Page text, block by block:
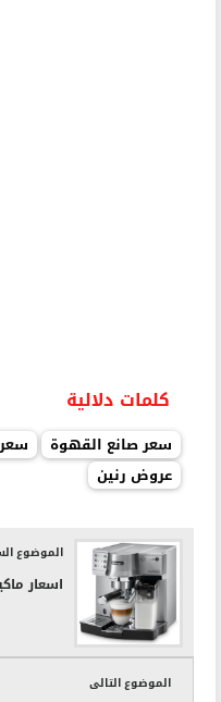
كلمات دلالية
سعر صانع القهوة
عروض رنين
الموضوع
اسعار
الموضوع التالى